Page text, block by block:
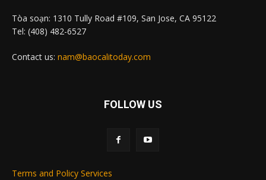
Tòa soạn: 1310 Tully Road #109, San Jose, CA 95122
Tel: (408) 482-6527
Contact us: nam@baocalitoday.com
FOLLOW US
Terms and Policy Services